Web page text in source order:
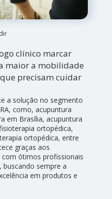
clínico marcar
maior a mobilidade
precisam cuidar
a solução no segmento
como, acupuntura
em Brasília, acupuntura
ortopédica,
ortopédica, entre
graças aos
ótimos profissionais
buscando sempre a
em produtos e